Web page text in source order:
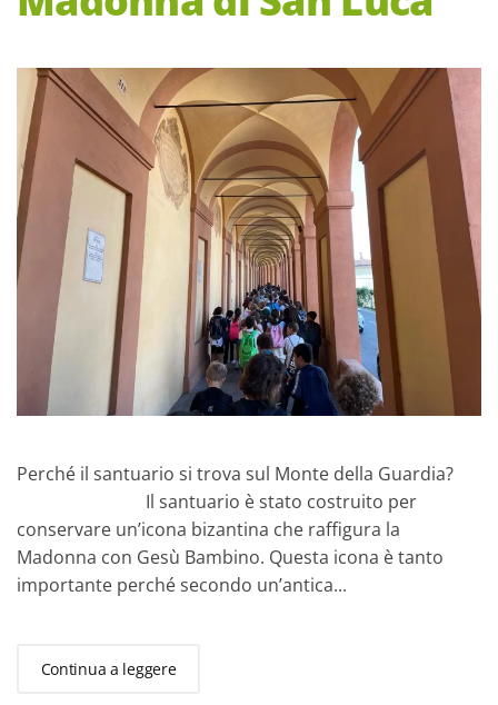
Perché il santuario si trova sul Monte della Guardia?
Il santuario è stato costruito per
conservare un’icona bizantina che raffigura la
Madonna con Gesù Bambino. Questa icona è tanto
importante perché secondo un’antica...
Continua a leggere